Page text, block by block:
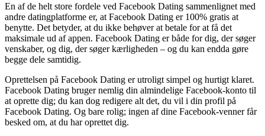
En af de helt store fordele ved Facebook Dating sammenlignet med
andre datingplatforme er, at Facebook Dating er 100% gratis at
benytte. Det betyder, at du ikke behøver at betale for at få det
maksimale ud af appen. Facebook Dating er både for dig, der søger
venskaber, og dig, der søger kærligheden – og du kan endda gøre
begge dele samtidig.
Oprettelsen på Facebook Dating er utroligt simpel og hurtigt klaret.
Facebook Dating bruger nemlig din almindelige Facebook-konto til
at oprette dig; du kan dog redigere alt det, du vil i din profil på
Facebook Dating. Og bare rolig; ingen af dine Facebook-venner får
besked om, at du har oprettet dig.